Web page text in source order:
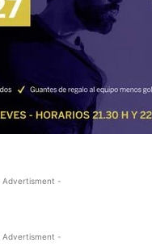
Advertisment -
Advertisment -